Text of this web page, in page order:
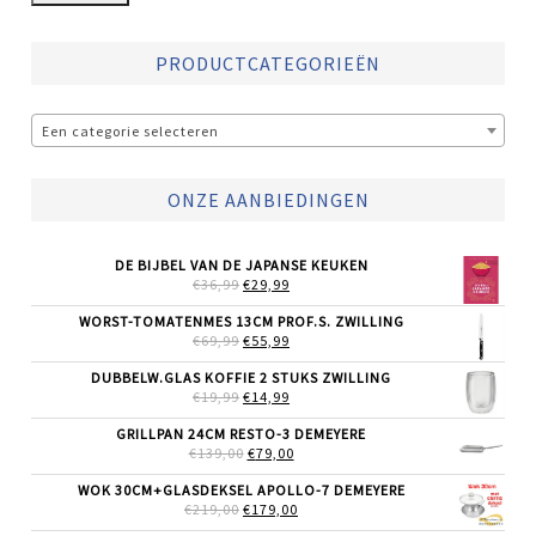
PRODUCTCATEGORIEËN
Een categorie selecteren
ONZE AANBIEDINGEN
DE BIJBEL VAN DE JAPANSE KEUKEN
€36,99 OORSPRONKELIJKE
WAS:
€36,99.
€29,99
IS:
WORST-TOMATENMES 13CM PROF.S. ZWILLING
€69,99 OORSPRONKELIJKE
WAS:
€69,99.
€55,99
IS:
DUBBELW.GLAS KOFFIE 2 STUKS ZWILLING
€19,99 OORSPRONKELIJKE
WAS:
€19,99.
€14,99
IS:
€14,99.
GRILLPAN 24CM RESTO-3 DEMEYERE
€139,00 OORSPRONKELIJKE
WAS:
€139,00.
€79,00HUIDIGE
IS:
€79,00.
WOK 30CM+GLASDEKSEL APOLLO-7 DEMEYERE
€219,00 OORSPRONKELIJKE
€179,00